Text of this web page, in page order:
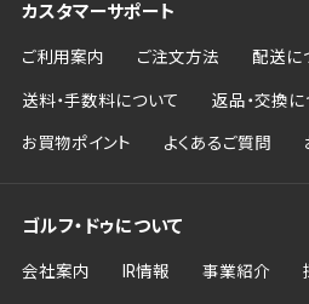
カスタマーサポート
ご利用案内 ご注文方法 配送に
送料・手数料について 返品・交換に
お買物ポイント よくあるご質問
ゴルフ・ドゥについて
会社案内 IR情報 事業紹介